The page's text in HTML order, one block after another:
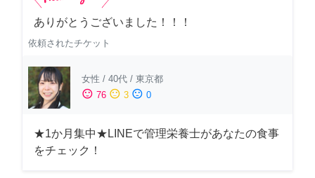
ありがとうございました！！！
依頼されたチケット
女性 / 40代 / 東京都
sentiment_satisfied 76 sentiment_neutral 3 sentiment_dissatisfied 0
★1か月集中★LINEで管理栄養士があなたの食事
をチェック！